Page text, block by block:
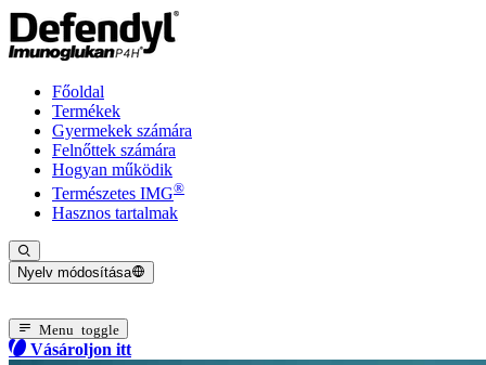
Főoldal
Termékek
Gyermekek számára
Felnőttek számára
Hogyan működik
Természetes IMG®
Hasznos tartalmak
Nyelv módosítása
Menu toggle
Vásároljon itt